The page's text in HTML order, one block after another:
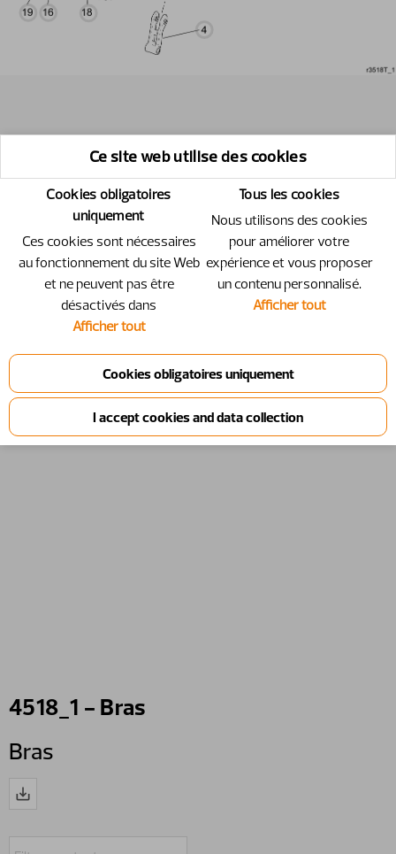
4518_1 - Bras
Bras
Ce site web utilise des cookies
Cookies obligatoires
uniquement
Ces cookies sont nécessaires
au fonctionnement du site Web
et ne peuvent pas être
désactivés dans
Afficher tout
Tous les cookies
Nous utilisons des cookies
pour améliorer votre
expérience et vous proposer
un contenu personnalisé.
Afficher tout